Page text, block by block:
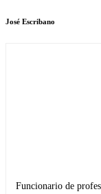
José Escribano
Funcionario de